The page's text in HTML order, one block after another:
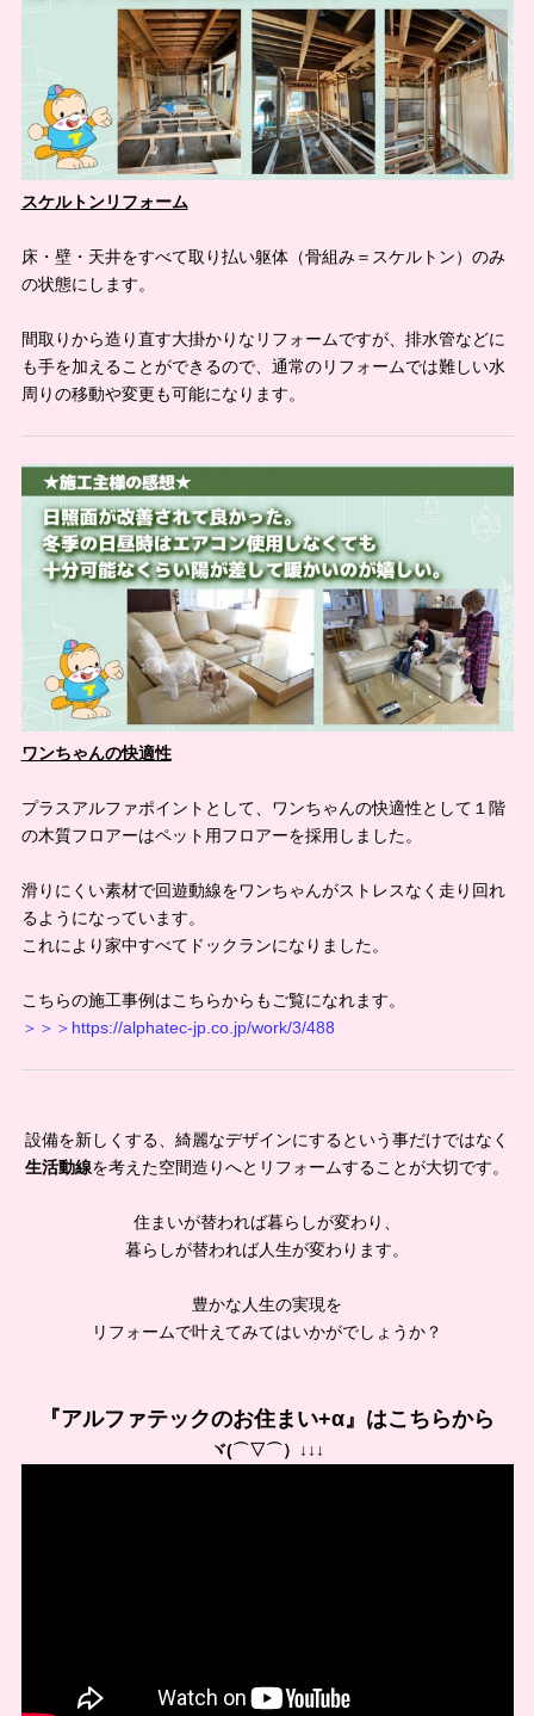
スケルトンリフォーム
床・壁・天井をすべて取り払い躯体（骨組み＝スケルトン）のみ
の状態にします。
間取りから造り直す大掛かりなリフォームですが、排水管などに
も手を加えることができるので、通常のリフォームでは難しい水
周りの移動や変更も可能になります。
ワンちゃんの快適性
プラスアルファポイントとして、ワンちゃんの快適性として１階
の木質フロアーはペット用フロアーを採用しました。
滑りにくい素材で回遊動線をワンちゃんがストレスなく走り回れ
るようになっています。
これにより家中すべてドックランになりました。
こちらの施工事例はこちらからもご覧になれます。
＞＞＞ https://alphatec-jp.co.jp/work/3/488
設備を新しくする、綺麗なデザインにするという事だけではなく
生活動線を考えた空間造りへとリフォームすることが大切です。
住まいが替われば暮らしが変わり、
暮らしが替われば人生が変わります。
豊かな人生の実現を
リフォームで叶えてみてはいかがでしょうか？
『アルファテックのお住まい+α』はこちらから
ヾ(⌒▽⌒）↓↓↓